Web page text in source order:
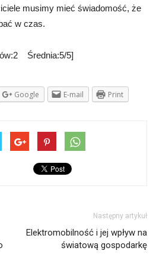
musimy mieć świadomość, że
w czas.
Średnia:5/5]
Google E-mail Print
Następny artykuł
Elektromobilność i jej wpływ na
światową gospodarkę